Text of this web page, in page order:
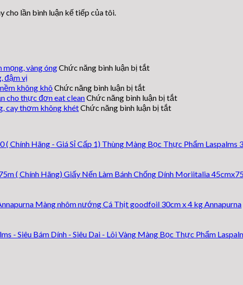
cho lần bình luận kế tiếp của tôi.
vàng óngChức năng bình luận bị tắtở
má
đùi
bạc
tỏi
vàng
đậm vị
không khô Chức năng bình luận bị tắtở
Cách
làm
giấy
hành
cá
khô
cho thực đơn eat cleanChức năng bình luận bị tắtở
nướng
rau
ẩm,
cho
cay thơm không khétChức năng bình luận bị tắtở
heo
bạc
mềm
thơm
Thùng Màng Bọc Thực Phẩm Laspalms
Giấy Nến Làm Bánh Chống Dính Moriitalia
Màng nhôm nướng Cá Thịt goodfoil 30cm x 4 kg Annapurna
Màng Bọc Thực Phẩm